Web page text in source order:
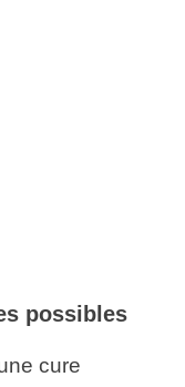
possibles
cure